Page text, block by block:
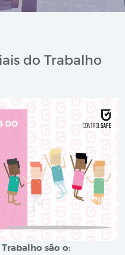
do Trabalho
são o: